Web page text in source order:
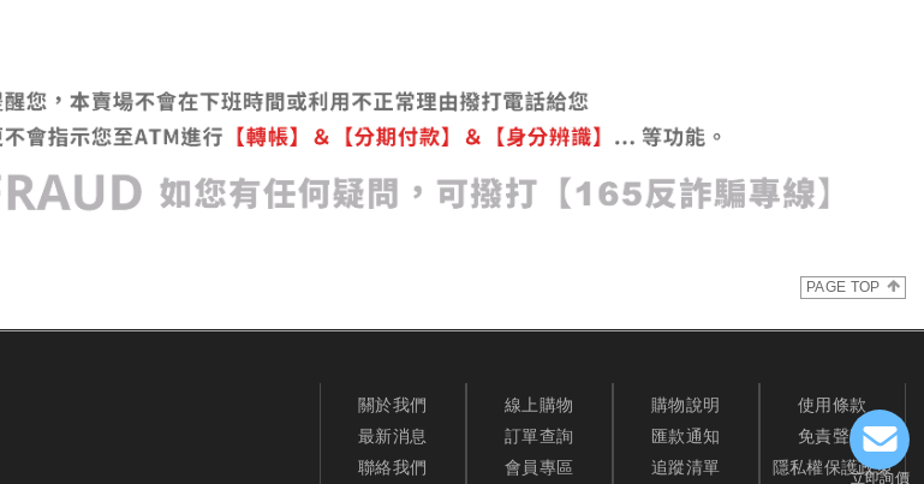
立即詢價
PAGE TOP
關於我們
最新消息
聯絡我們
線上購物
訂單查詢
會員專區
購物說明
匯款通知
追蹤清單
使用條款
免責聲明
隱私權保護政策